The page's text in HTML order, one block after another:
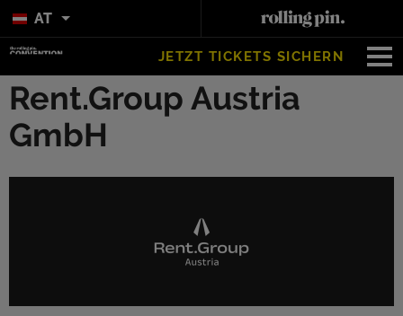
AT
JETZT TICKETS SICHERN
Rent.Group Austria
GmbH